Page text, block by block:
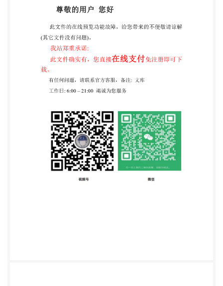
www.spc.org.cn 服务热线：400-168-0010 2017年11
月第一版 书号：155066·1-56929 版权专有 侵权必究